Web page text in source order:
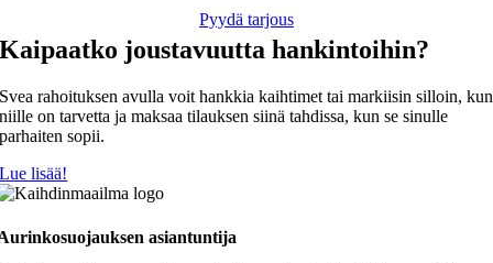
Pyydä tarjous
Kaipaatko joustavuutta hankintoihin?
Svea rahoituksen avulla voit hankkia kaihtimet tai markiisin silloin, kun
niille on tarvetta ja maksaa tilauksen siinä tahdissa, kun se sinulle
parhaiten sopii.
Lue lisää!
asiantuntija